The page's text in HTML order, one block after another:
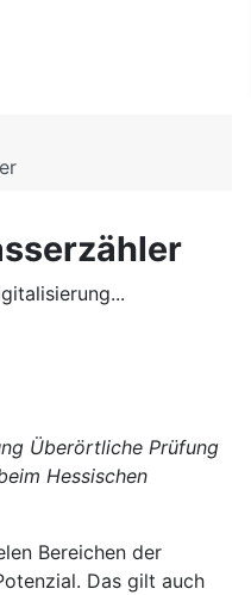
Überörtliche Prüfung
Hessischen
Bereichen der
Das gilt auch